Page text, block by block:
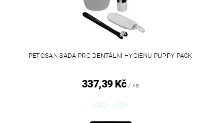
PETOSAN SADA PRO DENTÁLNÍ HYGIENU PUPPY PACK
337,39 Kč / ks